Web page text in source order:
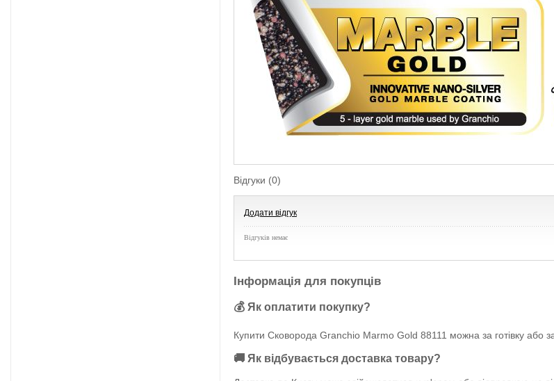
Відгуки (0)
Додати відгук
Відгуків немає
Інформація для покупців
💰 Як оплатити покупку?
Купити Сковорода Granchio Marmo Gold 88111 можна за готівку або
🚚 Як відбувається доставка товару?